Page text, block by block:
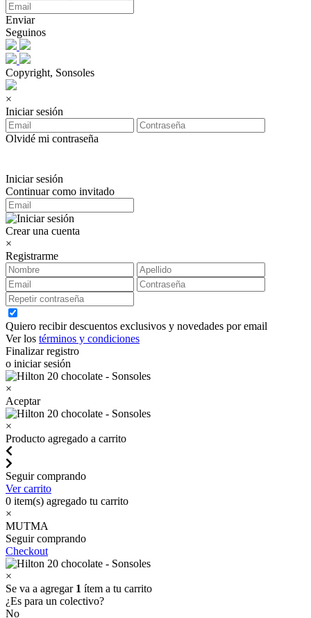
Enviar
Seguinos
Copyright, Sonsoles
×
Iniciar sesión
Olvidé mi contraseña
Iniciar sesión
Continuar como invitado
Crear una cuenta
×
Registrarme
Quiero recibir descuentos exclusivos y novedades por email
Ver los términos y condiciones
Finalizar registro
o iniciar sesión
×
Aceptar
×
Producto agregado a carrito
Seguir comprando
Ver carrito
0 item(s) agregado tu carrito
×
MUTMA
Seguir comprando
Checkout
×
Se va a agregar 1 ítem a tu carrito
¿Es para un colectivo?
No